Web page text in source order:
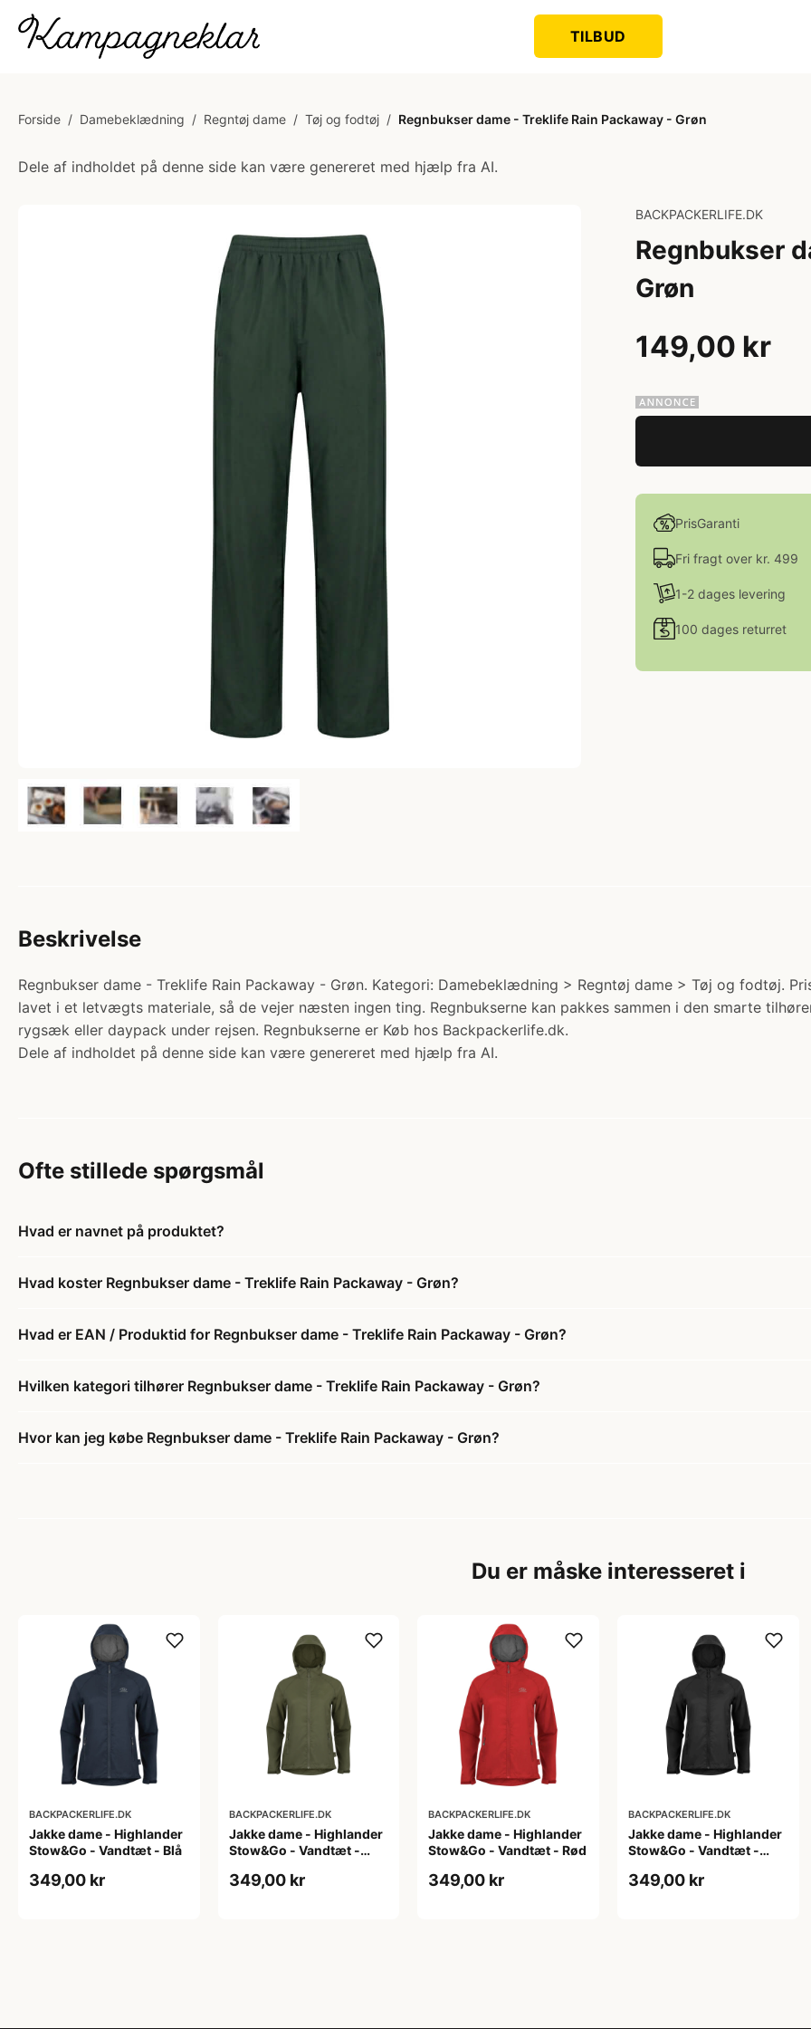
TILBUD
Forside / Damebeklædning / Regntøj dame / Tøj og fodtøj / Regnbukser dame - Treklife Rain Packaway - Grøn
Dele af indholdet på denne side kan være genereret med hjælp fra AI.
BACKPACKERLIFE.DK
Regnbukser
Grøn
149,00 kr
PrisGaranti
Fri fragt over kr. 499
1-2 dages levering
100 dages returret
Beskrivelse
Regnbukser dame - Treklife Rain Packaway - Grøn. Kategori: Damebeklædning > Regntøj dame > Tøj og fodtøj.
lavet i et letvægts materiale, så de vejer næsten ingen ting. Regnbukserne kan pakkes sammen i den smarte
rygsæk eller daypack under rejsen. Regnbukserne er Køb hos Backpackerlife.dk.
Dele af indholdet på denne side kan være genereret med hjælp fra AI.
Ofte stillede spørgsmål
Hvad er navnet på produktet?
Hvad koster Regnbukser dame - Treklife Rain Packaway - Grøn?
Hvad er EAN / Produktid for Regnbukser dame - Treklife Rain Packaway - Grøn?
Hvilken kategori tilhører Regnbukser dame - Treklife Rain Packaway - Grøn?
Hvor kan jeg købe Regnbukser dame - Treklife Rain Packaway - Grøn?
Du er måske interesseret i
BACKPACKERLIFE.DK
Jakke dame - Highlander
Stow&Go - Vandtæt - Blå
349,00 kr
BACKPACKERLIFE.DK
Jakke dame - Highlander
Stow&Go - Vandtæt -
349,00 kr
BACKPACKERLIFE.DK
Jakke dame - Highlander
Stow&Go - Vandtæt - Rød
349,00 kr
BACKPACKERLIFE.DK
Jakke dame - Highlander
Stow&Go - Vandtæt -
349,00 kr